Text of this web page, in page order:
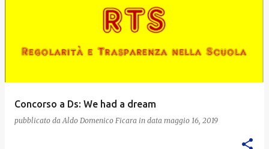
Concorso a Ds: We had a dream
pubblicato da Aldo Domenico Ficara in data maggio 16, 2019